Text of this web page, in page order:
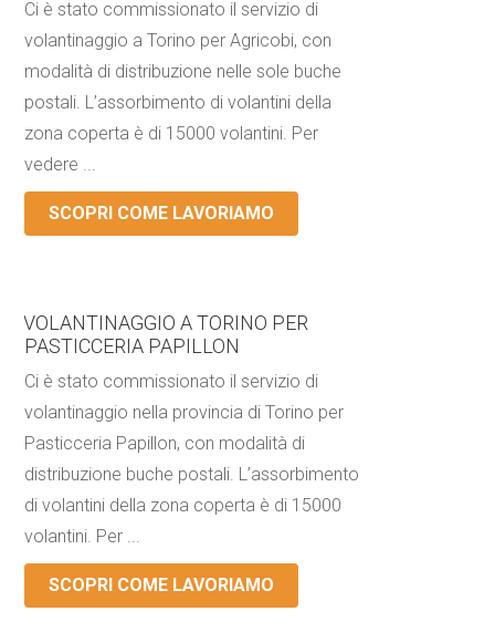
Ci è stato commissionato il servizio di
volantinaggio a Torino per Agricobi, con
modalità di distribuzione nelle sole buche
postali. L’assorbimento di volantini della
zona coperta è di 15000 volantini. Per
vedere ...
SCOPRI COME LAVORIAMO
VOLANTINAGGIO A TORINO PER
PASTICCERIA PAPILLON
Ci è stato commissionato il servizio di
volantinaggio nella provincia di Torino per
Pasticceria Papillon, con modalità di
distribuzione buche postali. L’assorbimento
di volantini della zona coperta è di 15000
volantini. Per ...
SCOPRI COME LAVORIAMO